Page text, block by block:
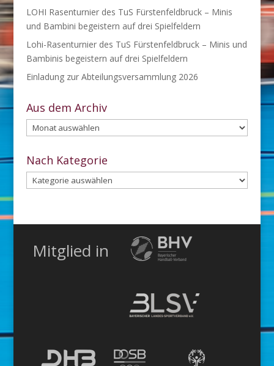
LOHI Rasenturnier des TuS Fürstenfeldbruck – Minis
und Bambini begeistern auf drei Spielfeldern
Lohi-Rasenturnier des TuS Fürstenfeldbruck – Minis und
Bambinis begeistern auf drei Spielfeldern
Einladung zur Abteilungsversammlung 2026
Aus dem Archiv
Aus
dem
Archiv
Nach Kategorie
Nach
Kategorie
Mitglied in